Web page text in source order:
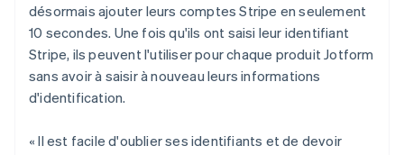
désormais ajouter leurs comptes Stripe en seulement
10 secondes. Une fois qu'ils ont saisi leur identifiant
Stripe, ils peuvent l'utiliser pour chaque produit Jotform
sans avoir à saisir à nouveau leurs informations
d'identification.
« Il est facile d'oublier ses identifiants et de devoir